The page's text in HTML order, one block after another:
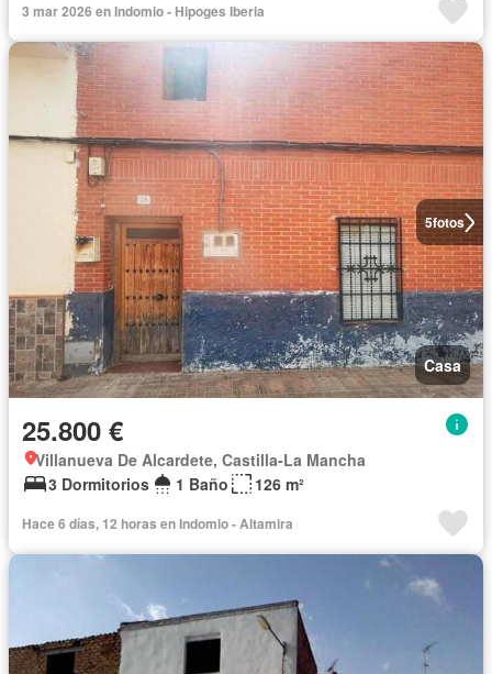
3 mar 2026 en Indomio - Hipoges Iberia
5fotos
Casa
25.800 €
Villanueva De Alcardete, Castilla-La Mancha
3 Dormitorios
1 Baño 126 m²
Hace 6 días, 12 horas en Indomio - Altamira